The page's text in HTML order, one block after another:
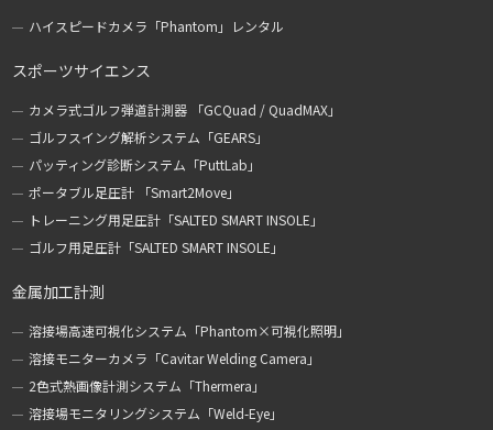
ハイスピードカメラ「Phantom」レンタル
スポーツサイエンス
カメラ式ゴルフ弾道計測器 「GCQuad / QuadMAX」
ゴルフスイング解析システム「GEARS」
パッティング診断システム「PuttLab」
ポータブル足圧計 「Smart2Move」
トレーニング用足圧計「SALTED SMART INSOLE」
ゴルフ用足圧計「SALTED SMART INSOLE」
金属加工計測
溶接場高速可視化システム「Phantom×可視化照明」
溶接モニターカメラ「Cavitar Welding Camera」
2色式熱画像計測システム「Thermera」
溶接場モニタリングシステム「Weld-Eye」